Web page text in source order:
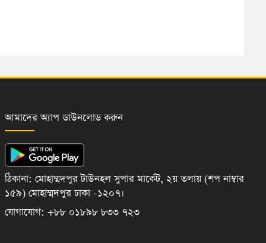
আমাদের অ্যাপ ডাউনলোড করুন
ঠিকানা: মোহাম্মদপুর টাউনহল সুপার মার্কেট, ২য় তলায় (শপ নাম্বার
১৫৯) মোহাম্মদপুর ঢাকা -১২০৭।
যোগাযোগ: +৮৮ ০১৮৯৮ ৮৩৩ ৭২৩